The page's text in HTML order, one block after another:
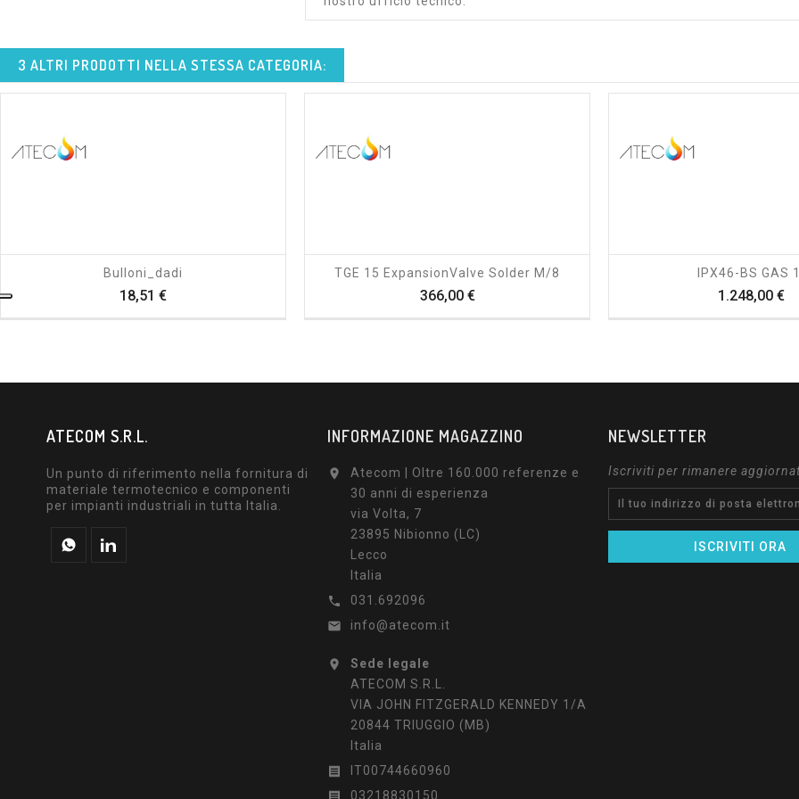
3 ALTRI PRODOTTI NELLA STESSA CATEGORIA:
Bulloni_dadi
18,51 €Prezzo
TGE 15 ExpansionValve Solder M/8
366,00 €Prezzo
IPX46-BS GAS
1.248,00 €
ATECOM S.R.L.
Un punto di riferimento nella fornitura di
materiale termotecnico e componenti
per impianti industriali in tutta Italia.
INFORMAZIONE MAGAZZINO

Atecom | Oltre 160.000 referenze e
30 anni di esperienza
via Volta, 7
23895 Nibionno (LC)
Lecco
Italia

031.692096

info@atecom.it

Sede legale
ATECOM S.R.L.
VIA JOHN FITZGERALD KENNEDY 1/A
20844 TRIUGGIO (MB)
Italia

IT00744660960
03218830150
NEWSLETTER
Iscriviti per rimanere